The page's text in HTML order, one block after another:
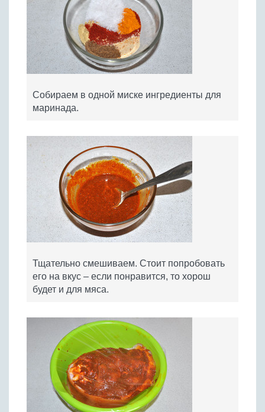
Собираем в одной миске ингредиенты для
маринада.
Тщательно смешиваем. Стоит попробовать
его на вкус – если понравится, то хорош
будет и для мяса.